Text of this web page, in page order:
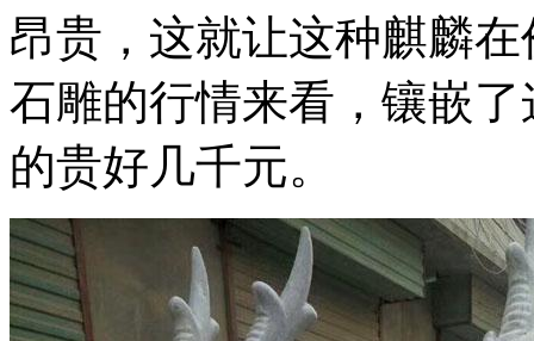
昂贵，这就让这种麒麟
石雕的行情来看，镶嵌
的贵好几千元。